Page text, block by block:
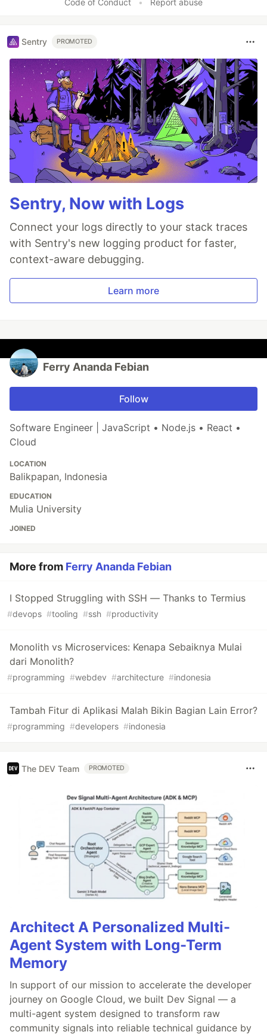
Code of Conduct • Report abuse
Sentry PROMOTED
Sentry, Now with Logs
Connect your logs directly to your stack traces
with Sentry's new logging product for faster,
context-aware debugging.
Learn more
Ferry Ananda Febian
Follow
Software Engineer | JavaScript • Node.js • React •
Cloud
LOCATION
Balikpapan, Indonesia
EDUCATION
Mulia University
JOINED
More from Ferry Ananda Febian
I Stopped Struggling with SSH — Thanks to Termius
#devops #tooling #ssh #productivity
Monolith vs Microservices: Kenapa Sebaiknya Mulai
dari Monolith?
#programming #webdev #architecture #indonesia
Tambah Fitur di Aplikasi Malah Bikin Bagian Lain Error?
#programming #developers #indonesia
The DEV Team PROMOTED
Architect A Personalized Multi-
Agent System with Long-Term
Memory
In support of our mission to accelerate the developer
journey on Google Cloud, we built Dev Signal — a
multi-agent system designed to transform raw
community signals into reliable technical guidance by